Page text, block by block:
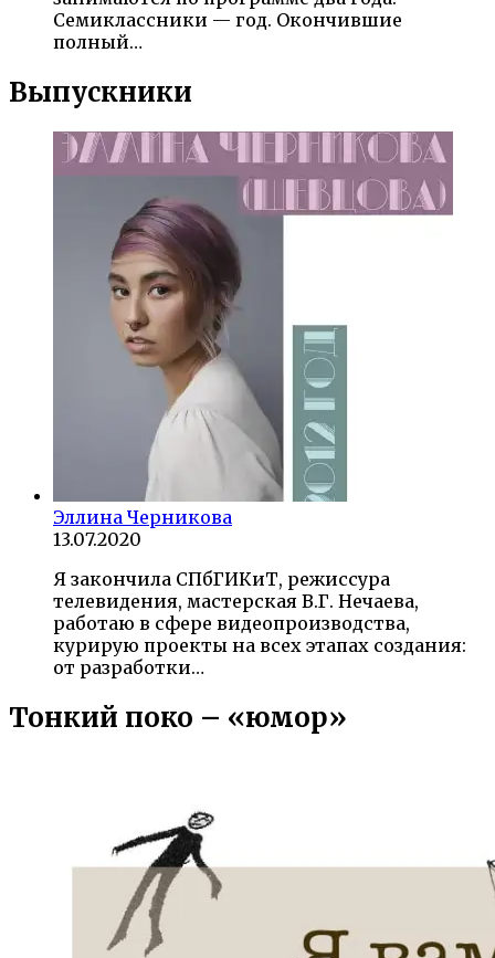
Семиклассники — год. Окончившие
полный…
Выпускники
Эллина Черникова
13.07.2020
Я закончила СПбГИКиТ, режиссура
телевидения, мастерская В.Г. Нечаева,
работаю в сфере видеопроизводства,
курирую проекты на всех этапах создания:
от разработки…
Тонкий поко – «юмор»